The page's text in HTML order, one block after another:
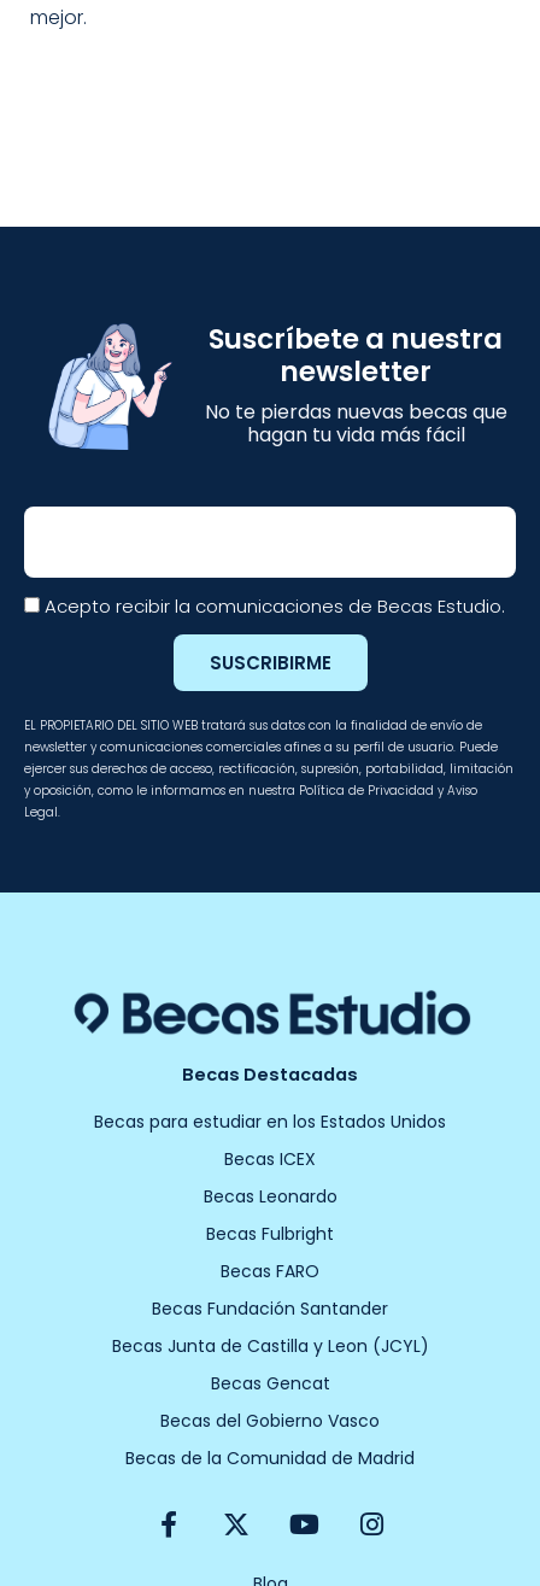
mejor.
Suscríbete a nuestra
newsletter
No te pierdas nuevas becas que
hagan tu vida más fácil
Email
Acepto recibir la comunicaciones de Becas Estudio.
SUSCRIBIRME
EL PROPIETARIO DEL SITIO WEB tratará sus datos con la finalidad de envío de
newsletter y comunicaciones comerciales afines a su perfil de usuario. Puede
ejercer sus derechos de acceso, rectificación, supresión, portabilidad, limitación
y oposición, como le informamos en nuestra Política de Privacidad y Aviso
Legal.
Becas Destacadas
Becas para estudiar en los Estados Unidos
Becas ICEX
Becas Leonardo
Becas Fulbright
Becas FARO
Becas Fundación Santander
Becas Junta de Castilla y Leon (JCYL)
Becas Gencat
Becas del Gobierno Vasco
Becas de la Comunidad de Madrid
F
a
X
-
Y
o
I
n